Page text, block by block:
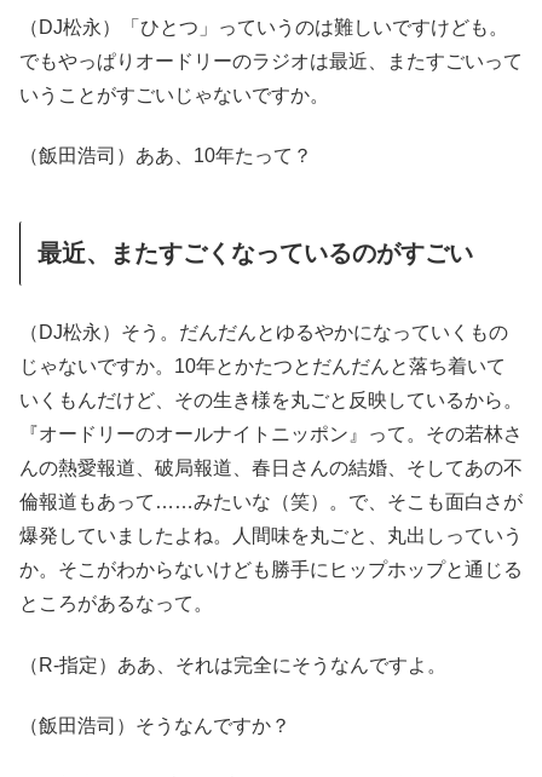
（DJ松永）「ひとつ」っていうのは難しいですけども。
でもやっぱりオードリーのラジオは最近、またすごいって
いうことがすごいじゃないですか。
（飯田浩司）ああ、10年たって？
最近、またすごくなっているのがすごい
（DJ松永）そう。だんだんとゆるやかになっていくもの
じゃないですか。10年とかたつとだんだんと落ち着いて
いくもんだけど、その生き様を丸ごと反映しているから。
『オードリーのオールナイトニッポン』って。その若林さ
んの熱愛報道、破局報道、春日さんの結婚、そしてあの不
倫報道もあって……みたいな（笑）。で、そこも面白さが
爆発していましたよね。人間味を丸ごと、丸出しっていう
か。そこがわからないけども勝手にヒップホップと通じる
ところがあるなって。
（R-指定）ああ、それは完全にそうなんですよ。
（飯田浩司）そうなんですか？